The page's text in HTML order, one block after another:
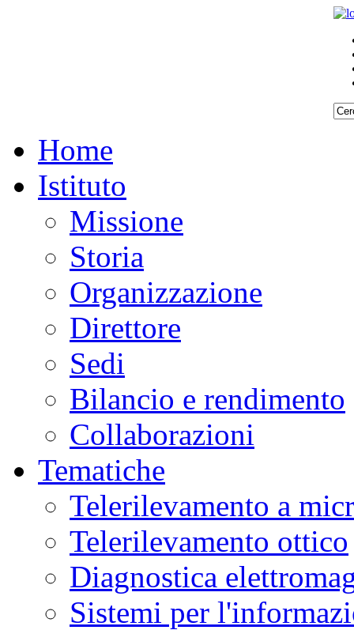
Home
Istituto
Missione
Storia
Organizzazione
Direttore
Sedi
Bilancio e rendimento
Collaborazioni
Tematiche
Telerilevamento a
Telerilevamento ottico
Diagnostica
Sistemi per